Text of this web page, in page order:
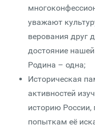
уважают
верования друг
достояние
Родина – одна;
Историческая
активностей
историю
попыткам её